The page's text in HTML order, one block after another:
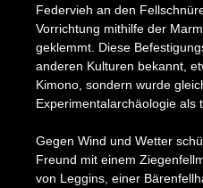
Federvieh an den
Vorrichtung mithilfe der
geklemmt. Diese
anderen Kulturen bekannt,
Kimono, sondern wurde
Experimentalarchäologie als
Gegen Wind und Wetter
Freund mit einem
von Leggins, einer